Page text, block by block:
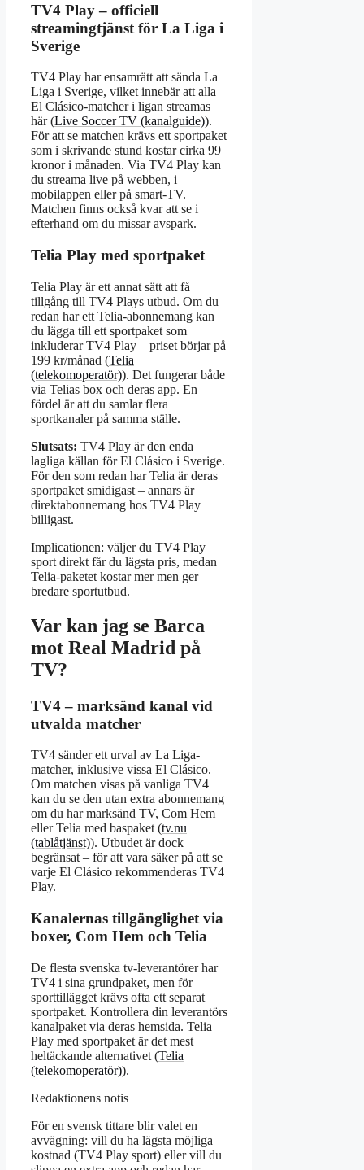
TV4 Play – officiell
streamingtjänst för La Liga i
Sverige
TV4 Play har ensamrätt att sända La
Liga i Sverige, vilket innebär att alla
El Clásico-matcher i ligan streamas
här (Live Soccer TV (kanalguide)).
För att se matchen krävs ett sportpaket
som i skrivande stund kostar cirka 99
kronor i månaden. Via TV4 Play kan
du streama live på webben, i
mobilappen eller på smart-TV.
Matchen finns också kvar att se i
efterhand om du missar avspark.
Telia Play med sportpaket
Telia Play är ett annat sätt att få
tillgång till TV4 Plays utbud. Om du
redan har ett Telia-abonnemang kan
du lägga till ett sportpaket som
inkluderar TV4 Play – priset börjar på
199 kr/månad (Telia
(telekomoperatör)). Det fungerar både
via Telias box och deras app. En
fördel är att du samlar flera
sportkanaler på samma ställe.
Slutsats: TV4 Play är den enda
lagliga källan för El Clásico i Sverige.
För den som redan har Telia är deras
sportpaket smidigast – annars är
direktabonnemang hos TV4 Play
billigast.
Implicationen: väljer du TV4 Play
sport direkt får du lägsta pris, medan
Telia-paketet kostar mer men ger
bredare sportutbud.
Var kan jag se Barca
mot Real Madrid på
TV?
TV4 – marksänd kanal vid
utvalda matcher
TV4 sänder ett urval av La Liga-
matcher, inklusive vissa El Clásico.
Om matchen visas på vanliga TV4
kan du se den utan extra abonnemang
om du har marksänd TV, Com Hem
eller Telia med baspaket (tv.nu
(tablåtjänst)). Utbudet är dock
begränsat – för att vara säker på att se
varje El Clásico rekommenderas TV4
Play.
Kanalernas tillgänglighet via
boxer, Com Hem och Telia
De flesta svenska tv-leverantörer har
TV4 i sina grundpaket, men för
sporttillägget krävs ofta ett separat
sportpaket. Kontrollera din leverantörs
kanalpaket via deras hemsida. Telia
Play med sportpaket är det mest
heltäckande alternativet (Telia
(telekomoperatör)).
Redaktionens notis
För en svensk tittare blir valet en
avvägning: vill du ha lägsta möjliga
kostnad (TV4 Play sport) eller vill du